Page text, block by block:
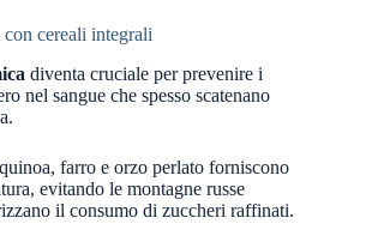
cereali integrali
diventa cruciale per prevenire i
nel sangue che spesso scatenano
farro e orzo perlato forniscono
evitando le montagne russe
il consumo di zuccheri raffinati.